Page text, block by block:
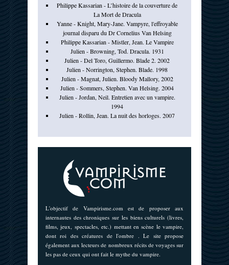
Philippe Kassarian - L’histoire de la couverture de
La Mort de Dracula
Yanne - Knight, Mary-Jane. Vampyre, l'effroyable
journal disparu du Dr Cornelius Van Helsing
Philippe Kassarian - Mistler, Jean. Le Vampire
Julien - Browning, Tod. Dracula. 1931
Julien - Del Toro, Guillermo. Blade 2. 2002
Julien - Norrington, Stephen. Blade. 1998
Julien - Magnat, Julien. Bloody Mallory, 2002
Julien - Sommers, Stephen. Van Helsing. 2004
Julien - Jordan, Neil. Entretien avec un vampire.
1994
Julien - Rollin, Jean. La nuit des horloges. 2007
L'objectif de Vampirisme.com est de proposer aux
internautes des chroniques sur les biens culturels (livres,
films, jeux, spectacles, etc.) mettant en scène le vampire,
dont roi des créatures de l'ombre . Le site propose
également aux lecteurs de nombreux récits de voyages sur
les pas de ceux qui ont fait le mythe du vampire.